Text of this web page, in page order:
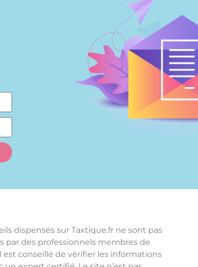
dispensés sur Taxtique.fr ne sont pas
par des professionnels membres de
Il est conseillé de vérifier les informations